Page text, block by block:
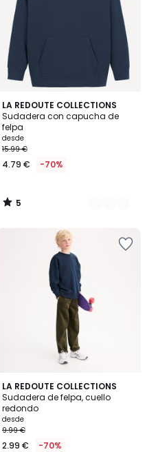
LA REDOUTE COLLECTIONS
Sudadera con capucha de
felpa
desde
15.99 €
4.79 € -70%
5
/
5
5
Colores
5
/
LA REDOUTE COLLECTIONS
Sudadera de felpa, cuello
redondo
desde
9.99 €
2.99 € -70%
7
Colores